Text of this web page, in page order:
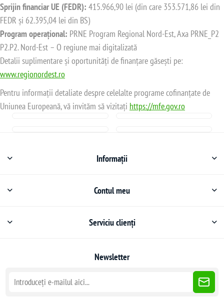
Sprijin financiar UE (FEDR): 415.966,90 lei (din care 353.571,86 lei din
FEDR și 62.395,04 lei din BS)
Program operațional: PRNE Program Regional Nord-Est, Axa PRNE_P2
P2.P2. Nord-Est – O regiune mai digitalizată
Detalii suplimentare și oportunități de finanțare găsești pe:
www.regionordest.ro
Pentru informații detaliate despre celelalte programe cofinanțate de
Uniunea Europeană, vă invităm să vizitați https://mfe.gov.ro
Informații
Contul meu
Serviciu clienți
Newsletter